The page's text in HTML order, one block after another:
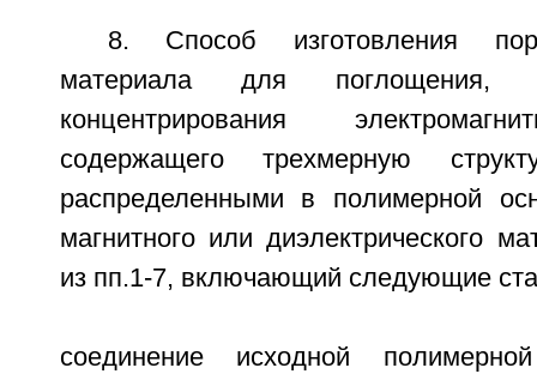
8. Способ изготовления
материала для поглощения,
концентрирования
содержащего трехмерную
распределенными в полимерной
магнитного или диэлектрического
из пп.1-7, включающий следующие
соединение исходной